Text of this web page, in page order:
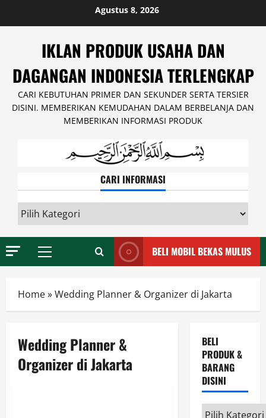
Agustus 8, 2026
IKLAN PRODUK USAHA DAN
DAGANGAN INDONESIA TERLENGKAP
CARI KEBUTUHAN PRIMER DAN SEKUNDER SERTA TERSIER
DISINI. MEMBERIKAN KEMUDAHAN DALAM BERBELANJA DAN
MEMBERIKAN INFORMASI PRODUK
CARI INFORMASI
INFORMASI
Primary
BELI MOBIL BEKAS MULUS
Home»Wedding Planner & Organizer di Jakarta
Wedding Planner &
Organizer di Jakarta
BELI
PRODUK &
BARANG
DISINI
Beli